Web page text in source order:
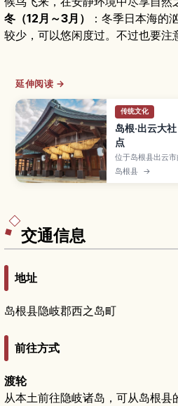
冬（12月～3月）
：冬季日本海的
较少，可以悠闲度过。不过也要注
延伸阅读 →
传统文化
岛根·出云大
点
位于岛根县出云市
大国主大神的著
能量景点。文章
岛根县 →
交通信息
地址
岛根县隐岐郡西之岛町
前往方式
渡轮
从本土前往隐岐诸岛，可从岛根县